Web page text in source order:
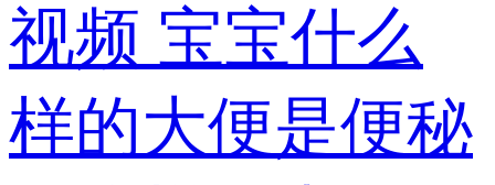
视频 宝宝什么
样的大便是便秘